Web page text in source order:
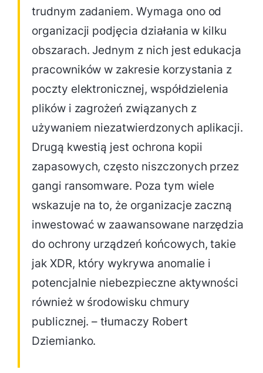
trudnym zadaniem. Wymaga ono od
organizacji podjęcia działania w kilku
obszarach. Jednym z nich jest edukacja
pracowników w zakresie korzystania z
poczty elektronicznej, współdzielenia
plików i zagrożeń związanych z
używaniem niezatwierdzonych aplikacji.
Drugą kwestią jest ochrona kopii
zapasowych, często niszczonych przez
gangi ransomware. Poza tym wiele
wskazuje na to, że organizacje zaczną
inwestować w zaawansowane narzędzia
do ochrony urządzeń końcowych, takie
jak XDR, który wykrywa anomalie i
potencjalnie niebezpieczne aktywności
również w środowisku chmury
publicznej. – tłumaczy Robert
Dziemianko.